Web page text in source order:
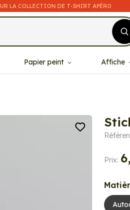
LA COLLECTION DE T-SHIRT APÉRO
Papier peint Affiche
Prix: